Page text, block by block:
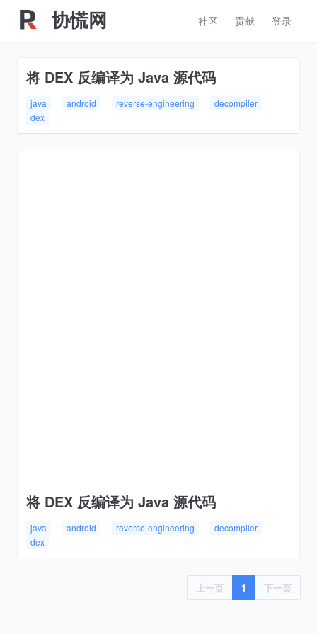
协慌网 登录
贡献
社区
将 DEX 反编译为 Java 源代码
java android reverse-engineering
decompiler
dex
将 DEX 反编译为 Java 源代码
java android reverse-engineering
decompiler
dex
上一页 1 下一页